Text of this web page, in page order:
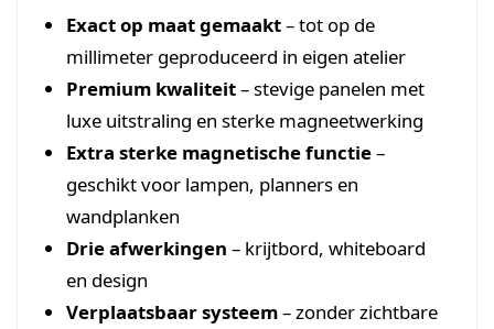
Exact op maat gemaakt– tot op de
millimeter geproduceerd in eigen atelier
Premium kwaliteit– stevige panelen met
luxe uitstraling en sterke magneetwerking
Extra sterke magnetische functie–
geschikt voor lampen, planners en
wandplanken
Drie afwerkingen – krijtbord, whiteboard
en design
Verplaatsbaar systeem– zonder zichtbare